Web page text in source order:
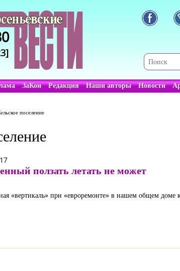
ЗаКон Редакция Наши авторы Новости
поселение
ползать летать не может
«вертикаль» при «евроремонте» в нашем общем